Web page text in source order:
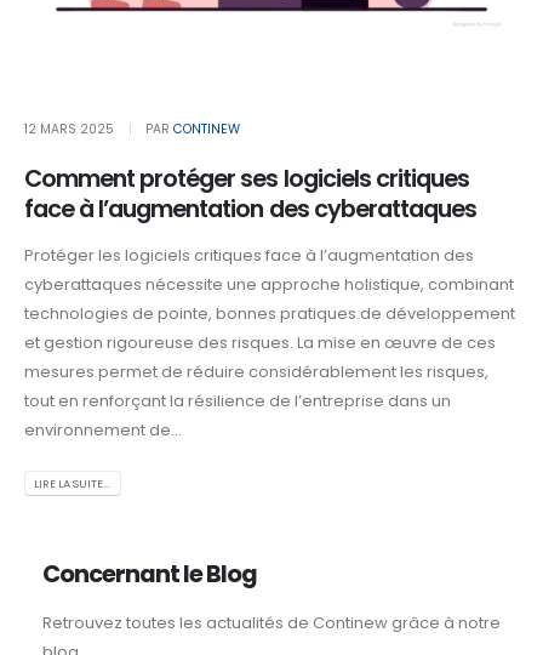
12 MARS 2025 PAR CONTINEW
Comment protéger ses logiciels critiques
face à l’augmentation des cyberattaques
Protéger les logiciels critiques face à l’augmentation des
cyberattaques nécessite une approche holistique, combinant
technologies de pointe, bonnes pratiques de développement
et gestion rigoureuse des risques. La mise en œuvre de ces
mesures permet de réduire considérablement les risques,
tout en renforçant la résilience de l’entreprise dans un
environnement de...
LIRE LA SUITE...
Concernant le Blog
Retrouvez toutes les actualités de Continew grâce à notre